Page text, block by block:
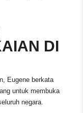
DI
Eugene berkata
untuk membuka
negara.